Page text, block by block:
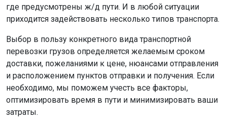
где предусмотрены ж/д пути. И в любой ситуации
приходится задействовать несколько типов транспорта.
Выбор в пользу конкретного вида транспортной
перевозки грузов определяется желаемым сроком
доставки, пожеланиями к цене, нюансами отправления
и расположением пунктов отправки и получения. Если
необходимо, мы поможем учесть все факторы,
оптимизировать время в пути и минимизировать ваши
затраты.